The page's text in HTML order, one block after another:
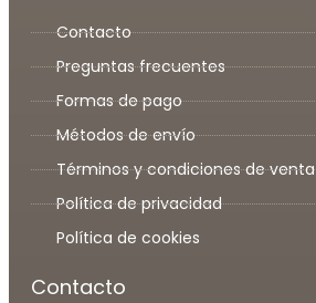
Contacto
Preguntas frecuentes
Formas de pago
Métodos de envío
Términos y condiciones de venta
Política de privacidad
Política de cookies
Contacto